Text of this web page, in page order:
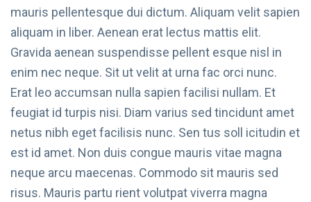
mauris pellentesque dui dictum. Aliquam velit sapien
aliquam in liber. Aenean erat lectus mattis elit.
Gravida aenean suspendisse pellent esque nisl in
enim nec neque. Sit ut velit at urna fac orci nunc.
Erat leo accumsan nulla sapien facilisi nullam. Et
feugiat id turpis nisi. Diam varius sed tincidunt amet
netus nibh eget facilisis nunc. Sen tus soll icitudin et
est id amet. Non duis congue mauris vitae magna
neque arcu maecenas. Commodo sit mauris sed
risus. Mauris partu rient volutpat viverra magna